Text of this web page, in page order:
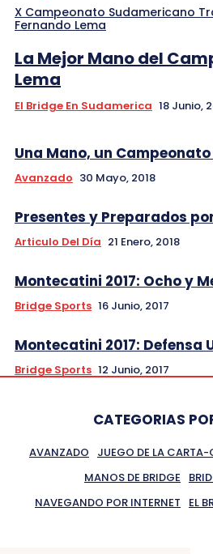
X Campeonato Sudamericano
Fernando Lema
La Mejor Mano del
Lema
El Bridge En Sudamerica 18 Junio,
Una Mano, un
Avanzado 30 Mayo, 2018
Presentes y Preparados
Articulo Del Día 21 Enero, 2018
Montecatini 2017: Ocho y
Bridge Sports 16 Junio, 2017
Montecatini 2017: Defensa
Bridge Sports 12 Junio, 2017
CATEGORIAS
AVANZADO JUEGO DE LA CARTA-
MANOS DE BRIDGE
NAVEGANDO POR INTERNET
EL